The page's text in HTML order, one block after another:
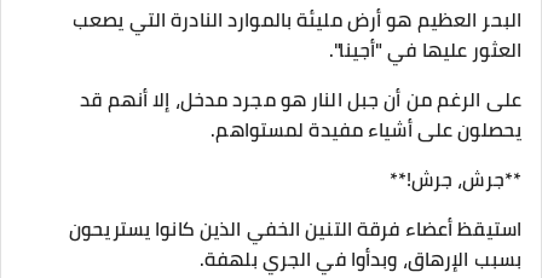
البحر العظيم هو أرض مليئة بالموارد النادرة التي يصعب
العثور عليها في "أجينا".
على الرغم من أن جبل النار هو مجرد مدخل، إلا أنهم قد
يحصلون على أشياء مفيدة لمستواهم.
**جرش، جرش!**
استيقظ أعضاء فرقة التنين الخفي الذين كانوا يستريحون
بسبب الإرهاق، وبدأوا في الجري بلهفة.